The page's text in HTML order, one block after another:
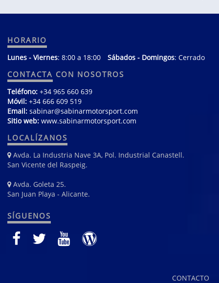
HORARIO
Lunes - Viernes: 8:00 a 18:00 Sábados - Domingos: Cerrado
CONTACTA CON NOSOTROS
Teléfono: +34 965 660 639
Móvil: +34 666 609 519
Email: sabinar@sabinarmotorsport.com
Sitio web: www.sabinarmotorsport.com
LOCALÍZANOS
Avda. La Industria Nave 3A, Pol. Industrial Canastell.
San Vicente del Raspeig.
Avda. Goleta 25.
San Juan Playa - Alicante.
SÍGUENOS
CONTACTO